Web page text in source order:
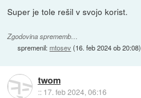
Super je tole rešil v svojo korist.
Zgodovina sprememb…
spremenil:mtosev(16. feb 2024 ob 20:08)
twom
:: 17. feb 2024, 06:16